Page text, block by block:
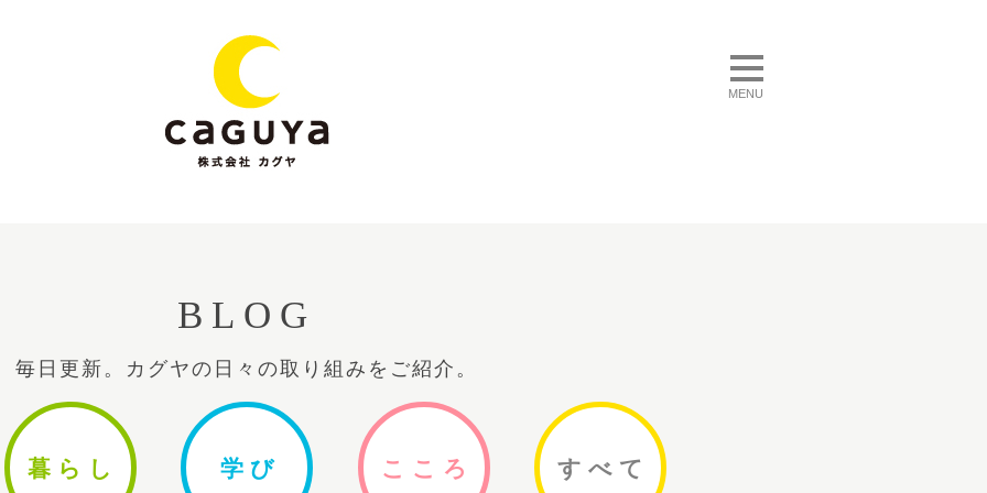
toggle navigation
MENU
BLOG
毎日更新。カグヤの日々の取り組みをご紹介。
暮ら し 学 び ここ ろ すべ て